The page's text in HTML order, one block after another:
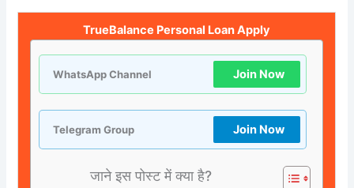
TrueBalance Personal Loan Apply
WhatsApp Channel Join Now
Telegram Group Join Now
जाने इस पोस्ट में क्या है?